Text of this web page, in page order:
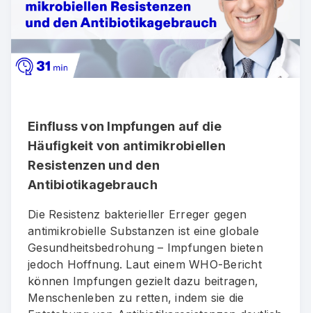
Einfluss von Impfungen auf die
Häufigkeit von antimikrobiellen
Resistenzen und den
Antibiotikagebrauch
Die Resistenz bakterieller Erreger gegen
antimikrobielle Substanzen ist eine globale
Gesundheitsbedrohung – Impfungen bieten
jedoch Hoffnung. Laut einem WHO-Bericht
können Impfungen gezielt dazu beitragen,
Menschenleben zu retten, indem sie die